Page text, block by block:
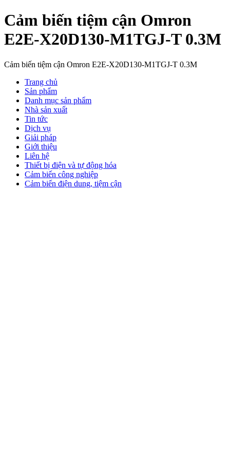
Cảm biến tiệm cận Omron
E2E-X20D130-M1TGJ-T 0.3M
Cảm biến tiệm cận Omron E2E-X20D130-M1TGJ-T 0.3M
Trang chủ
Sản phẩm
Danh mục sản phẩm
Nhà sản xuất
Tin tức
Dịch vụ
Giải pháp
Giới thiệu
Liên hệ
Thiết bị điện và tự động hóa
Cảm biến công nghiệp
Cảm biến điện dung, tiệm cận